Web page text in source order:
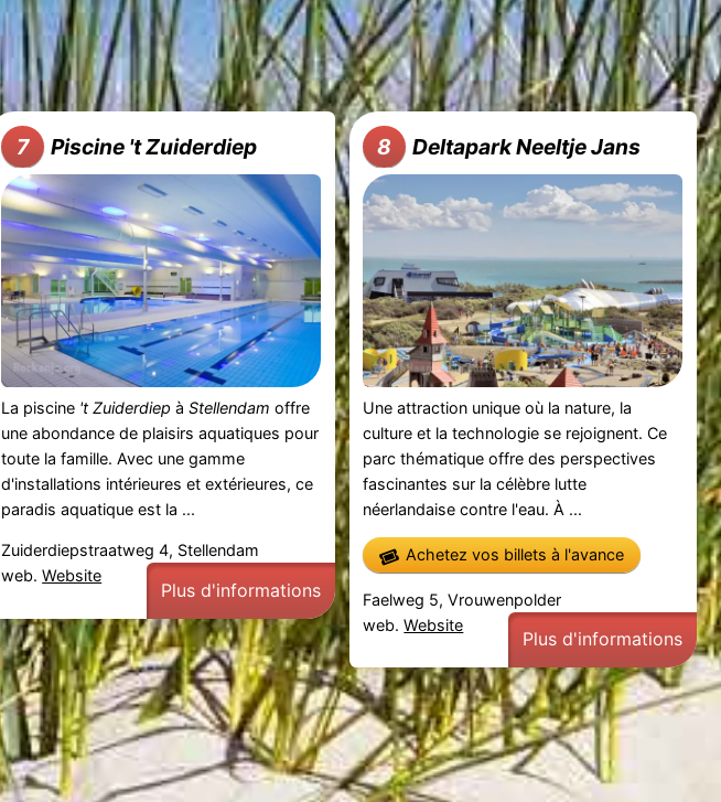
7 Piscine 't Zuiderdiep
La piscine 't Zuiderdiep àStellendam offre
une abondance de plaisirs aquatiques pour
toute la famille. Avec une gamme
d'installations intérieures et extérieures, ce
paradis aquatique est la ...
Zuiderdiepstraatweg 4, Stellendam
web.Website
Plus d'informations
8 Deltapark Neeltje Jans
Une attraction unique où la nature, la
culture et la technologie se rejoignent. Ce
parc thématique offre des perspectives
fascinantes sur la célèbre lutte
néerlandaise contre l'eau. À ...
Achetez vos billets à l'avance
Faelweg 5, Vrouwenpolder
web.Website
Plus d'informations